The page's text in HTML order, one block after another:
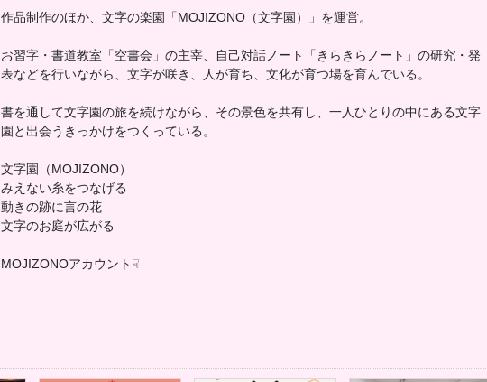
作品制作のほか、文字の楽園「MOJIZONO（文字園）」を運営。
お習字・書道教室「空書会」の主宰、自己対話ノート「きらきらノート」の研究・発
表などを行いながら、文字が咲き、人が育ち、文化が育つ場を育んでいる。
書を通して文字園の旅を続けながら、その景色を共有し、一人ひとりの中にある文字
園と出会うきっかけをつくっている。
文字園（MOJIZONO）
みえない糸をつなげる
動きの跡に言の花
文字のお庭が広がる
MOJIZONOアカウント☟